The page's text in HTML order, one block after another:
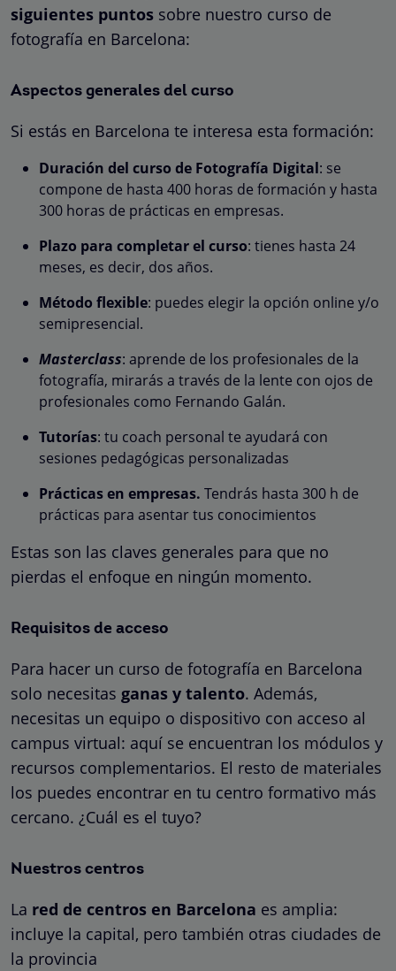
siguientes puntos sobre nuestro curso de
fotografía en Barcelona:
Aspectos generales del curso
Si estás en Barcelona te interesa esta formación:
Duración del curso de Fotografía Digital: se
compone de hasta 400 horas de formación y hasta
300 horas de prácticas en empresas.
Plazo para completar el curso: tienes hasta 24
meses, es decir, dos años.
Método flexible: puedes elegir la opción online y/o
semipresencial.
Masterclass: aprende de los profesionales de la
fotografía, mirarás a través de la lente con ojos de
profesionales como Fernando Galán.
Tutorías: tu coach personal te ayudará con
sesiones pedagógicas personalizadas
Prácticas en empresas. Tendrás hasta 300 h de
prácticas para asentar tus conocimientos
Estas son las claves generales para que no
pierdas el enfoque en ningún momento.
Requisitos de acceso
Para hacer un curso de fotografía en Barcelona
solo necesitas ganas y talento. Además,
necesitas un equipo o dispositivo con acceso al
campus virtual: aquí se encuentran los módulos y
recursos complementarios. El resto de materiales
los puedes encontrar en tu centro formativo más
cercano. ¿Cuál es el tuyo?
Nuestros centros
La red de centros en Barcelona es amplia:
incluye la capital, pero también otras ciudades de
la provincia